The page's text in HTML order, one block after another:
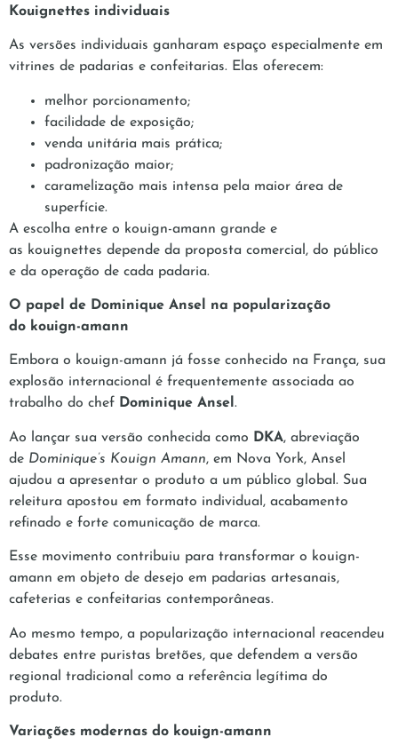
Kouignettes individuais
As versões individuais ganharam espaço especialmente em
vitrines de padarias e confeitarias. Elas oferecem:
melhor porcionamento;
facilidade de exposição;
venda unitária mais prática;
padronização maior;
caramelização mais intensa pela maior área de
superfície.
A escolha entre o kouign-amann grande e
as kouignettes depende da proposta comercial, do público
e da operação de cada padaria.
O papel de Dominique Ansel na popularização
do kouign-amann
Embora o kouign-amann já fosse conhecido na França, sua
explosão internacional é frequentemente associada ao
trabalho do chef Dominique Ansel.
Ao lançar sua versão conhecida como DKA, abreviação
de Dominique’s Kouign Amann, em Nova York, Ansel
ajudou a apresentar o produto a um público global. Sua
releitura apostou em formato individual, acabamento
refinado e forte comunicação de marca.
Esse movimento contribuiu para transformar o kouign-
amann em objeto de desejo em padarias artesanais,
cafeterias e confeitarias contemporâneas.
Ao mesmo tempo, a popularização internacional reacendeu
debates entre puristas bretões, que defendem a versão
regional tradicional como a referência legítima do
produto.
Variações modernas do kouign-amann